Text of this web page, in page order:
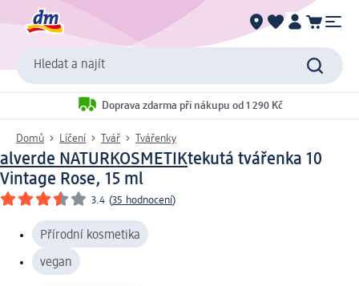
Hledat a najít
Doprava zdarma při nákupu od 1 290 Kč
Domů Líčení Tvář Tvářenky
alverde NATURKOSMETIKtekutá tvářenka 10
Vintage Rose, 15 ml
3.4 (35 hodnocení)
Přírodní kosmetika
vegan